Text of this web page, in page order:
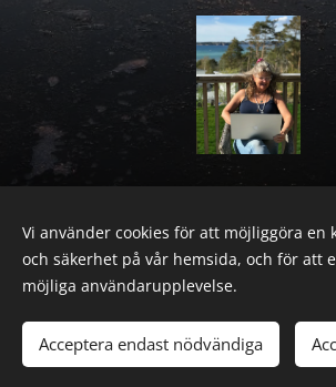
© 2022 Gaila Art
Cookies
Vi använder cookies för att möjliggöra en
och säkerhet på vår hemsida, och för att
möjliga användarupplevelse.
Acceptera endast nödvändiga